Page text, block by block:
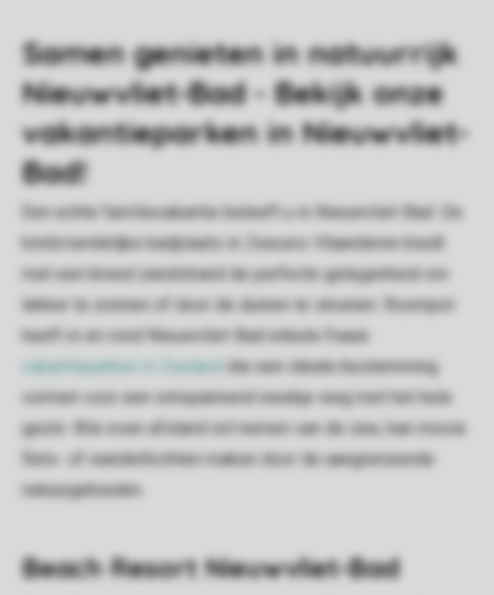
Samen genieten in natuurrijk
Nieuwvliet-Bad - Bekijk onze
vakantieparken in Nieuwvliet-
Bad!
Een echte familievakantie beleeft u in Nieuwvliet-Bad. De
kindvriendelijke badplaats in Zeeuws-Vlaanderen biedt
met een breed zandstrand de perfecte gelegenheid om
lekker te zonnen of door de duinen te struinen. Roompot
heeft in en rond Nieuwvliet-Bad enkele fraaie
vakantieparken in Zeeland die een ideale bestemming
vormen voor een ontspannend weekje weg met het hele
gezin. Wie even afstand wil nemen van de zee, kan mooie
fiets- of wandeltochten maken door de aangrenzende
natuurgebieden.
Beach Resort Nieuwvliet-Bad